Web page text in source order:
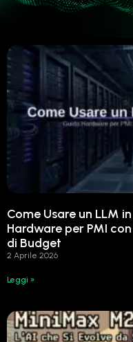
Come Usare un LLM
Hardware per PMI
di Budget
2 Aprile 2026
Leggi »